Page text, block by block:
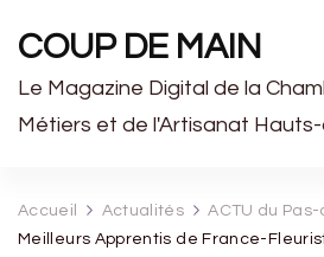
COUP DE MAIN
Le Magazine Digital de la
Métiers et de l'Artisanat
Accueil Actualités ACTU du
Meilleurs Apprentis de France-